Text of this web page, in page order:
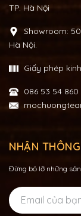
TP. Hà Nội
Showroom:
Hà Nội.
Giấy phép
086 53 54 860
NHẬN
Đừng bỏ lỡ những